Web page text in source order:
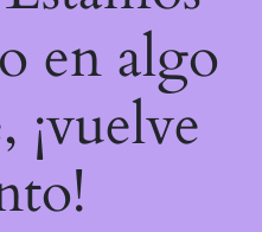
en algo